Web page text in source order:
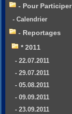
- Pour Participer
- Calendrier
- Reportages
* 2011
- 22.07.2011
- 29.07.2011
- 05.08.2011
- 09.09.2011
- 23.09.2011